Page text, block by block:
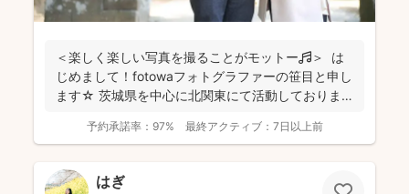
＜楽しく楽しい写真を撮ることがモットー🎵＞ は
じめまして！fotowaフォトグラファーの笹目と申し
ます☆ 茨城県を中心に北関東にて活動しておりま
予約承諾率： 97% 最終アクティブ： 7日以上前
はぎ